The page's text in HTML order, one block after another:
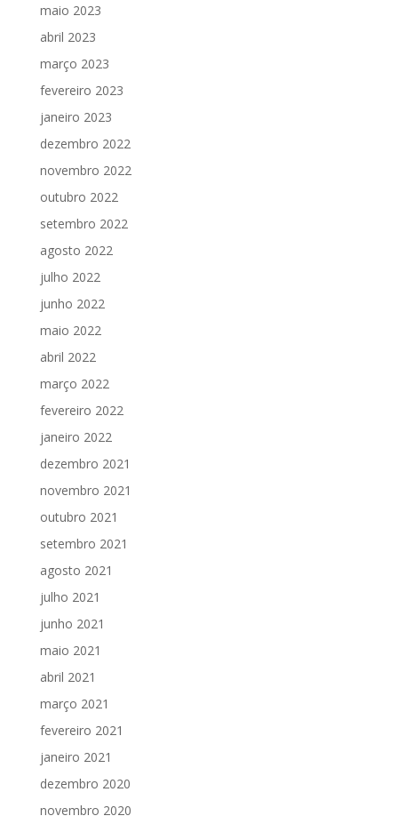
maio 2023
abril 2023
março 2023
fevereiro 2023
janeiro 2023
dezembro 2022
novembro 2022
outubro 2022
setembro 2022
agosto 2022
julho 2022
junho 2022
maio 2022
abril 2022
março 2022
fevereiro 2022
janeiro 2022
dezembro 2021
novembro 2021
outubro 2021
setembro 2021
agosto 2021
julho 2021
junho 2021
maio 2021
abril 2021
março 2021
fevereiro 2021
janeiro 2021
dezembro 2020
novembro 2020